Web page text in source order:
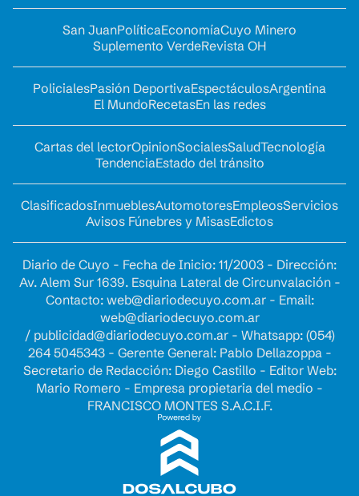
San JuanPolíticaEconomíaCuyo Minero
Suplemento VerdeRevista OH
PolicialesPasión DeportivaEspectáculosArgentina
El MundoRecetasEn las redes
Cartas del lectorOpinionSocialesSaludTecnología
TendenciaEstado del tránsito
ClasificadosInmueblesAutomotoresEmpleosServicios
Avisos Fúnebres y MisasEdictos
Diario de Cuyo - Fecha de Inicio: 11/2003 - Dirección:
Av. Alem Sur 1639. Esquina Lateral de Circunvalación -
Contacto: web@diariodecuyo.com.ar- Email:
web@diariodecuyo.com.ar
/ publicidad@diariodecuyo.com.ar- Whatsapp: (054)
264 5045343 - Gerente General: Pablo Dellazoppa -
Secretario de Redacción: Diego Castillo - Editor Web:
Mario Romero - Empresa propietaria del medio -
FRANCISCO MONTES S.A.C.I.F.